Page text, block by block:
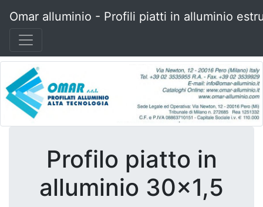
Omar alluminio - Profili piatti in alluminio
Profilo piatto in
alluminio 30x1,5